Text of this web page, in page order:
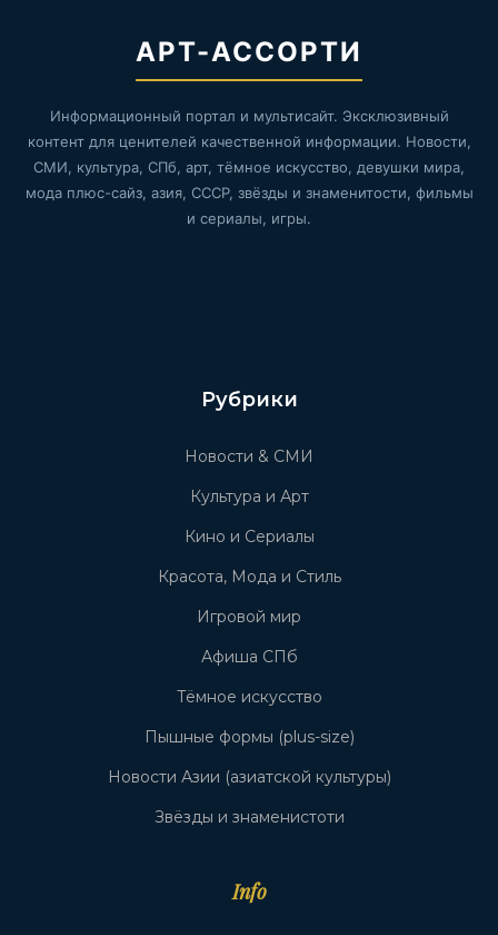
АРТ-АССОРТИ
Информационный портал и мультисайт. Эксклюзивный
контент для ценителей качественной информации. Новости,
СМИ, культура, СПб, арт, тёмное искусство, девушки мира,
мода плюс-сайз, азия, СССР, звёзды и знаменитости, фильмы
и сериалы, игры.
Рубрики
Новости & СМИ
Культура и Арт
Кино и Сериалы
Красота, Мода и Стиль
Игровой мир
Афиша СПб
Тёмное искусство
Пышные формы (plus-size)
Новости Азии (азиатской культуры)
Звёзды и знаменистоти
Info